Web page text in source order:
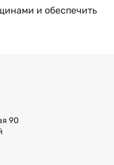
и обеспечить
90